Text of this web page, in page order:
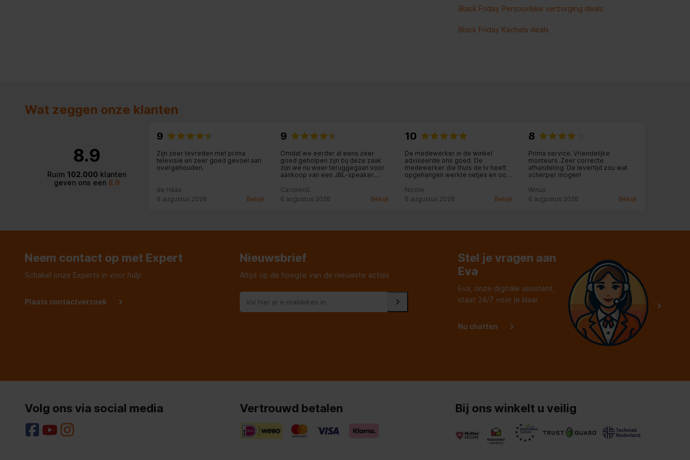
Black Friday Persoonlijke verzorging deals
Black Friday Kachels deals
Wat zeggen onze klanten
8.9
Ruim 102.000 klanten
geven ons een8.9
9
Zijn zeer tevreden met prima
televisie en zeer goed gevoel aan
overgehouden.
de Haas
6 augustus 2026
Bekijk
9
Omdat we eerder al eens zeer
goed geholpen zijn bij deze zaak
zijn we nu weer teruggegaan voor
aankoop van een JBL-speaker.
internet (ca. 14 euro) maar dan heb
je persoonlijk advies en service
erbij en dat is ons dat zeker waard.
CarolienS
6 augustus 2026
Bekijk
10
De medewerker in de winkel
adviseerde ons goed. De
medewerker die thuis de tv heeft
opgehangen werkte netjes en ook
geregeld!
Nicole
6 augustus 2026
Bekijk
8
Prima service. Vriendelijke
monteurs. Zeer correcte
afhandeling. De levertijd zou wat
scherper mogen!
Winus
6 augustus 2026
Bekijk
Neem contact op met Expert
Schakel onze Experts in voor hulp
Plaats contactverzoek
Nieuwsbrief
Altijd op de hoogte van de nieuwste acties
Stel je vragen aan
Eva
Eva, onze digitale assistent,
staat 24/7 voor je klaar
Nu chatten
Volg ons via social media Vertrouwd betalen Bij ons winkelt u veilig